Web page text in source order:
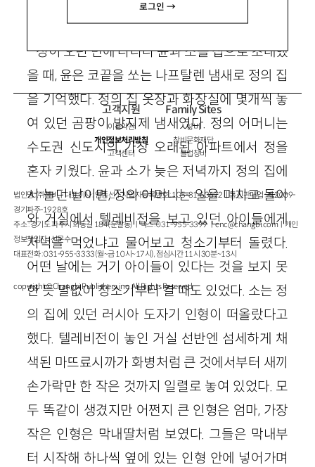
로그인 →
정이 오년 만에 나타나 윤과 소를 집으로 초대했
을 때, 윤은 코끝을 쏘는 나프탈렌 냄새로 정의 집
을 기억했다. 정의 집 옷장과 화장실에 몇개씩 놓
여 있던 곰팡이 방지제 냄새였다. 정의 어머니는
수도권 신도시의 가장 오래된 아파트에서 정을
혼자 키웠다. 윤과 소가 늦은 저녁까지 정의 집에
서 놀던 날이면, 정의 어머니는 일을 마치고 돌아
와 거실에서 텔레비전을 보고 있던 아이들에게
저녁을 먹었냐고 물어보고 청소기부터 돌렸다.
어떤 날에는 거기 아이들이 있다는 것을 보지 못
한 듯 말없이 청소기부터 켤 때도 있었다. 소는 정
의 집에 있던 러시아 도자기 인형이 떠올랐다고
했다. 텔레비전이 놓인 거실 선반엔 섬세하게 채
색된 마뜨료시까가 화병처럼 큰 것에서부터 새끼
손가락만 한 작은 것까지 일렬로 놓여 있었다. 모
두 똑같이 생겼지만 어쩐지 큰 인형은 엄마, 가장
작은 인형은 막내딸처럼 보였다. 그들은 막내부
터 시작해 하나씩 옆에 있는 인형 안에 넣어가며
고객지원
이용약관
개인정보처리방침
고객센터
Family Sites
창비
창비문화재단
클럽창비
법인명 : ㈜창비ㅣ대표이사 : 염종선ㅣ사업자등록번호 : 105-81-63672ㅣ통신판매업 : 제 2009-
경기파주-1928호
주소 : 경기도 파주시 회동길 184(문발동)ㅣ팩스 : 031-955-3399 ㅣcnc@changbi.comㅣ개인
정보책임자 : 신문수
대표전화 : 031-955-3333(월~금 10시~17시), 점심시간 11시 30분~13시
copyright © Changbi Publishers, inc. All Rights Reserved.